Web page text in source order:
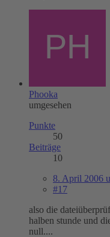
Phooka
umgesehen
Punkte
50
Beiträge
10
8. April 2006
#17
also die
halben stunde und
null....